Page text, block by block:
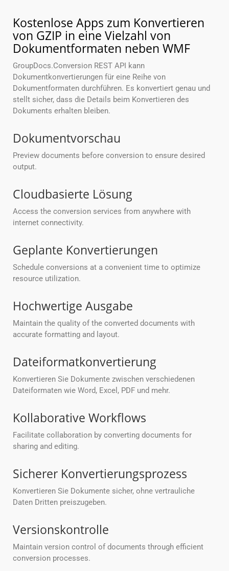
Kostenlose Apps zum Konvertieren
von GZIP in eine Vielzahl von
Dokumentformaten neben WMF
GroupDocs.Conversion REST API kann
Dokumentkonvertierungen für eine Reihe von
Dokumentformaten durchführen. Es konvertiert genau und
stellt sicher, dass die Details beim Konvertieren des
Dokuments erhalten bleiben.
Dokumentvorschau
Preview documents before conversion to ensure desired
output.
Cloudbasierte Lösung
Access the conversion services from anywhere with
internet connectivity.
Geplante Konvertierungen
Schedule conversions at a convenient time to optimize
resource utilization.
Hochwertige Ausgabe
Maintain the quality of the converted documents with
accurate formatting and layout.
Dateiformatkonvertierung
Konvertieren Sie Dokumente zwischen verschiedenen
Dateiformaten wie Word, Excel, PDF und mehr.
Kollaborative Workflows
Facilitate collaboration by converting documents for
sharing and editing.
Sicherer Konvertierungsprozess
Konvertieren Sie Dokumente sicher, ohne vertrauliche
Daten Dritten preiszugeben.
Versionskontrolle
Maintain version control of documents through efficient
conversion processes.